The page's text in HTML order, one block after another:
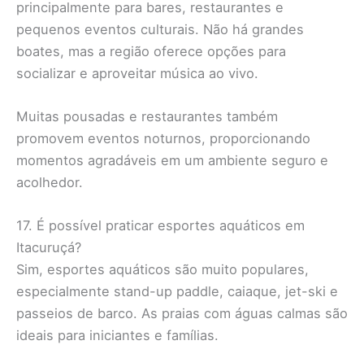
principalmente para bares, restaurantes e
pequenos eventos culturais. Não há grandes
boates, mas a região oferece opções para
socializar e aproveitar música ao vivo.
Muitas pousadas e restaurantes também
promovem eventos noturnos, proporcionando
momentos agradáveis em um ambiente seguro e
acolhedor.
17. É possível praticar esportes aquáticos em
Itacuruçá?
Sim, esportes aquáticos são muito populares,
especialmente stand-up paddle, caiaque, jet-ski e
passeios de barco. As praias com águas calmas são
ideais para iniciantes e famílias.